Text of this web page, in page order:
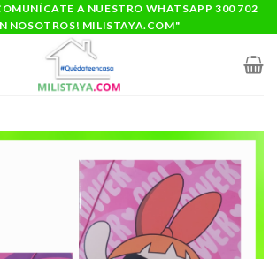
A NUESTRO WHATSAPP 300 702
NOSOTROS! MILISTAYA.COM"